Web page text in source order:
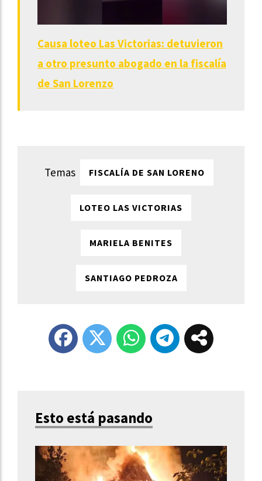
Causa loteo Las Victorias: detuvieron
a otro presunto abogado en la fiscalía
de San Lorenzo
FISCALÍA DE SAN LORENO
LOTEO LAS VICTORIAS
MARIELA BENITES
SANTIAGO PEDROZA
Esto está pasando